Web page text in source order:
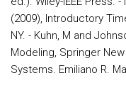
(2009), Introductory
NY. - Kuhn, M and
Modeling, Springer
Systems. Emiliano R.